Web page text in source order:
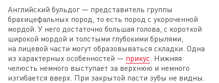
Английский бульдог — представитель группы
брахицефальных пород, то есть пород с укороченной
мордой. У него достаточно большая голова, с короткой
широкой мордой и толстыми глубокими брылями,
на лицевой части могут образовываться складки. Одна
из характерных особенностей — прикус . Нижняя
челюсть немного выступает за верхнюю и немного
изгибается вверх. При закрытой пасти зубы не видны.